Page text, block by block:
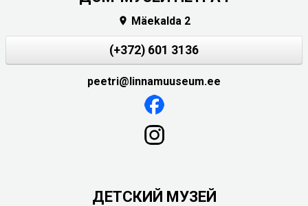
 Mäekalda 2
(+372) 601 3136
peetri@linnamuuseum.ee
ДЕТСКИЙ МУЗЕЙ